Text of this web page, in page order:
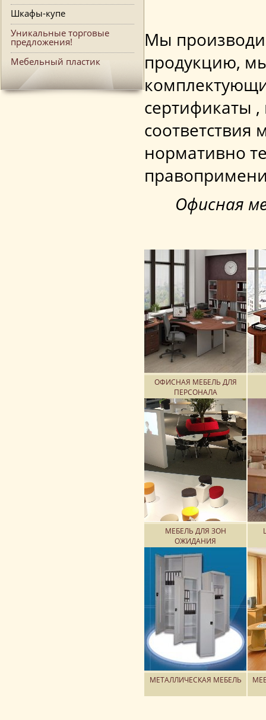
Шкафы-купе
Уникальные торговые
предложения!
Мебельный пластик
Мы
продукцию,
сертификаты ,
нормативно
Офисная
ОФИСНАЯ МЕБЕЛЬ ДЛЯ
ПЕРСОНАЛА
МЕБЕЛЬ ДЛЯ ЗОН
ОЖИДАНИЯ
МЕТАЛЛИЧЕСКАЯ МЕБЕЛЬ